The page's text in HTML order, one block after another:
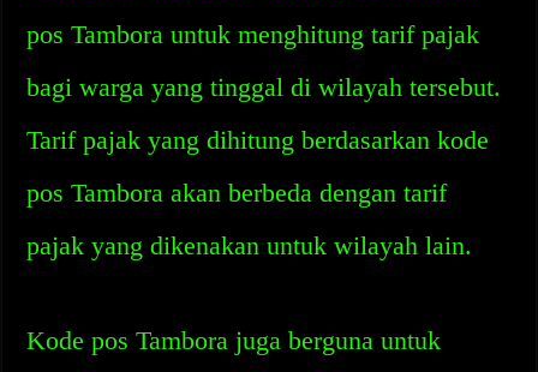
pos Tambora untuk menghitung tarif pajak
bagi warga yang tinggal di wilayah tersebut.
Tarif pajak yang dihitung berdasarkan kode
pos Tambora akan berbeda dengan tarif
pajak yang dikenakan untuk wilayah lain.
Kode pos Tambora juga berguna untuk